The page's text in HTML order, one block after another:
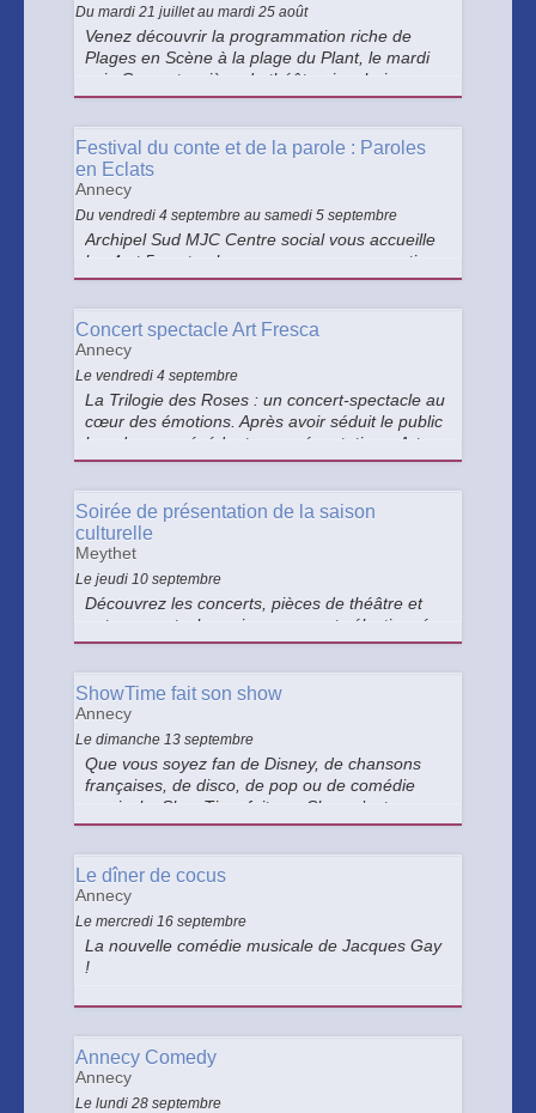
Du mardi 21 juillet au mardi 25 août
Venez découvrir la programmation riche de
Plages en Scène à la plage du Plant, le mardi
soir. Concerts, pièce de théâtre, jonglerie,
cinéma plein air, stand-up et d'autres surprises
Festival du conte et de la parole : Paroles
en Eclats
Annecy
Du vendredi 4 septembre au samedi 5 septembre
Archipel Sud MJC Centre social vous accueille
les 4 et 5 septembre avec une programmation
à voir en famille ! Au fil du Thiou, nous vous
contes, de la magie, du théâtre et de la
musique.
Concert spectacle Art Fresca
Annecy
Le vendredi 4 septembre
La Trilogie des Roses : un concert-spectacle au
cœur des émotions. Après avoir séduit le public
lors de ses précédentes représentations, Art
Fresca revient à Annecy pour une nouvelle
partage et de la musique.
Soirée de présentation de la saison
culturelle
Meythet
Le jeudi 10 septembre
Découvrez les concerts, pièces de théâtre et
autres spectacles soigneusement sélectionnés
pour cette nouvelle saison ! Cet événement
émotions, découvertes artistiques et moments
de partage.
ShowTime fait son show
Annecy
Le dimanche 13 septembre
Que vous soyez fan de Disney, de chansons
françaises, de disco, de pop ou de comédie
musicale, ShowTime fait son Show c’est un
gala réunissant des artistes de divers horizons :
même des numéros de majorettes !
Le dîner de cocus
Annecy
Le mercredi 16 septembre
La nouvelle comédie musicale de Jacques Gay
!
Annecy Comedy
Annecy
Le lundi 28 septembre